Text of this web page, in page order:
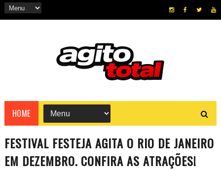
HOME
FESTIVAL FESTEJA AGITA O RIO DE JANEIRO
EM DEZEMBRO. CONFIRA AS ATRAÇÕES!